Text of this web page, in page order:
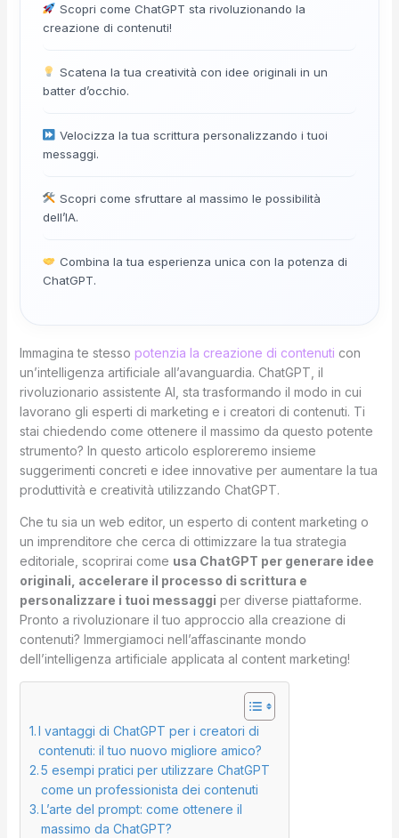
Scopri come ChatGPT sta rivoluzionando la
creazione di contenuti!
Scatena la tua creatività con idee originali in un
batter d’occhio.
Velocizza la tua scrittura personalizzando i tuoi
messaggi.
Scopri come sfruttare al massimo le possibilità
dell’IA.
Combina la tua esperienza unica con la potenza di
ChatGPT.
Immagina te stesso potenzia la creazione di contenuti con
un’intelligenza artificiale all’avanguardia. ChatGPT, il
rivoluzionario assistente AI, sta trasformando il modo in cui
lavorano gli esperti di marketing e i creatori di contenuti. Ti
stai chiedendo come ottenere il massimo da questo potente
strumento? In questo articolo esploreremo insieme
suggerimenti concreti e idee innovative per aumentare la tua
produttività e creatività utilizzando ChatGPT.
Che tu sia un web editor, un esperto di content marketing o
un imprenditore che cerca di ottimizzare la tua strategia
editoriale, scoprirai come usa ChatGPT per generare idee
originali, accelerare il processo di scrittura e
personalizzare i tuoi messaggi per diverse piattaforme.
Pronto a rivoluzionare il tuo approccio alla creazione di
contenuti? Immergiamoci nell’affascinante mondo
dell’intelligenza artificiale applicata al content marketing!
I vantaggi di ChatGPT per i creatori di
contenuti: il tuo nuovo migliore amico?
5 esempi pratici per utilizzare ChatGPT
come un professionista dei contenuti
L’arte del prompt: come ottenere il
massimo da ChatGPT?